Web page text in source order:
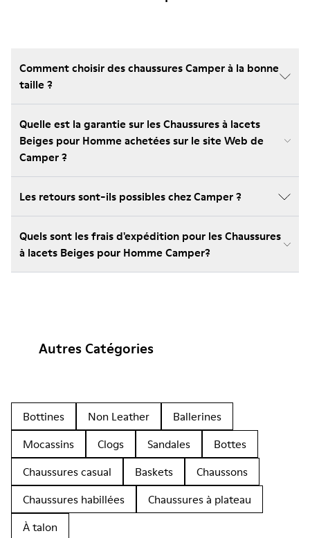
Comment choisir des chaussures Camper à la bonne
taille ?
Quelle est la garantie sur les Chaussures à lacets
Beiges pour Homme achetées sur le site Web de
Camper ?
Les retours sont-ils possibles chez Camper ?
Quels sont les frais d'expédition pour les Chaussures
à lacets Beiges pour Homme Camper?
Autres Catégories
Bottines Non Leather
Ballerines
Mocassins
Clogs Sandales
Bottes
Chaussures casual
Baskets
Chaussons
Chaussures habillées
Chaussures à plateau
À talon